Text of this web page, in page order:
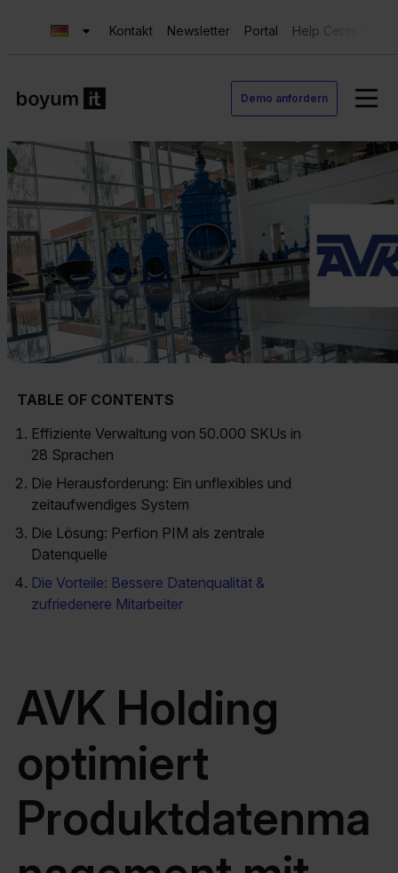
Kontakt Newsletter Portal Help Center
Demo anfordern
TABLE OF CONTENTS
Effiziente Verwaltung von 50.000 SKUs in
28 Sprachen
Die Herausforderung: Ein unflexibles und
zeitaufwendiges System
Die Lösung: Perfion PIM als zentrale
Datenquelle
Die Vorteile: Bessere Datenqualität &
zufriedenere Mitarbeiter
AVK Holding
optimiert
Produktdatenma